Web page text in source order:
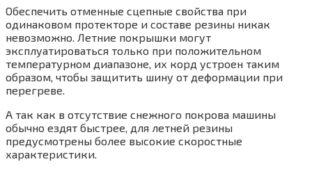
Обеспечить отменные сцепные свойства при
одинаковом протекторе и составе резины никак
невозможно. Летние покрышки могут
эксплуатироваться только при положительном
температурном диапазоне, их корд устроен таким
образом, чтобы защитить шину от деформации при
перегреве.
А так как в отсутствие снежного покрова машины
обычно ездят быстрее, для летней резины
предусмотрены более высокие скоростные
характеристики.